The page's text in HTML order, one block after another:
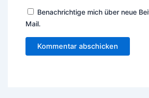
Benachrichtige mich über neue
Mail.